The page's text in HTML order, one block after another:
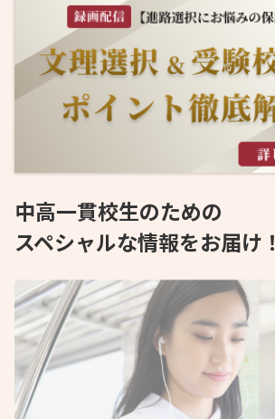
中高一貫校生のための
スペシャルな情報をお届け！